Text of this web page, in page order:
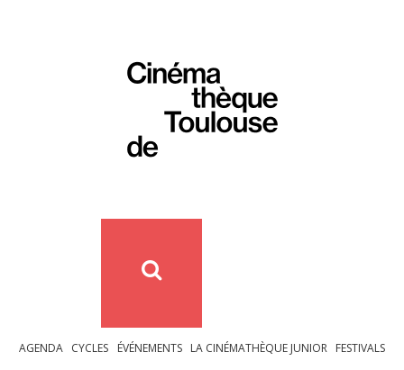
AGENDA CYCLES ÉVÉNEMENTS LA CINÉMATHÈQUE JUNIOR FESTIVALS